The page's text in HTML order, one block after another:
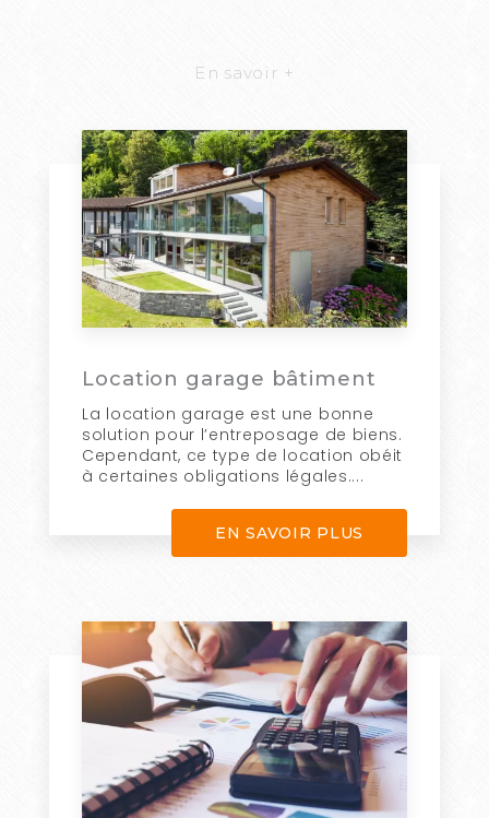
En savoir +
Location garage bâtiment
La location garage est une bonne
solution pour l’entreposage de biens.
Cependant, ce type de location obéit
à certaines obligations légales....
EN SAVOIR PLUS